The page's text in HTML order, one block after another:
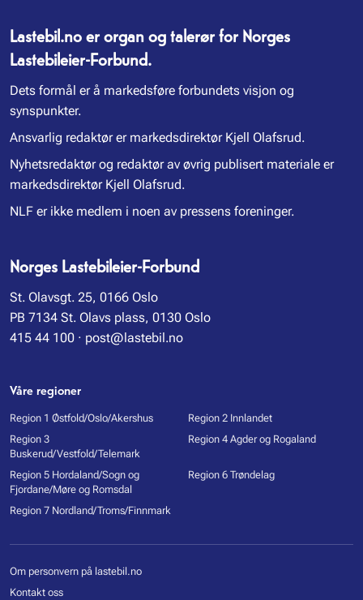
Lastebil.no er organ og talerør for Norges
Lastebileier-Forbund.
Dets formål er å markedsføre forbundets visjon og
synspunkter.
Ansvarlig redaktør er markedsdirektør Kjell Olafsrud.
Nyhetsredaktør og redaktør av øvrig publisert materiale er
markedsdirektør Kjell Olafsrud.
NLF er ikke medlem i noen av pressens foreninger.
Norges Lastebileier-Forbund
St. Olavsgt. 25, 0166 Oslo
PB 7134 St. Olavs plass, 0130 Oslo
415 44 100 · post@lastebil.no
Våre regioner
Region 1 Østfold/Oslo/Akershus
Region 2 Innlandet
Region 3
Buskerud/Vestfold/Telemark
Region 4 Agder og Rogaland
Region 5 Hordaland/Sogn og
Fjordane/Møre og Romsdal
Region 6 Trøndelag
Region 7 Nordland/Troms/Finnmark
Om personvern på lastebil.no
Kontakt oss